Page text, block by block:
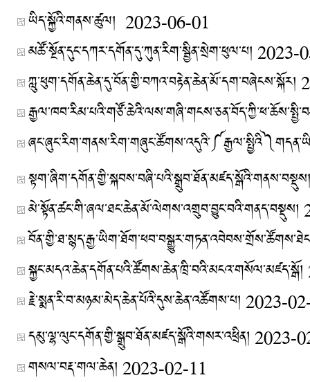
ཡིད་སྐྱོའི་གནས་ཚུལ། 2023-06-01
མཚོ་སྔོན་དུང་དཀར་དགོན་དུ་ཀུན་རིག་སྦྱིན་སྲེག་ཕུལ་པ། 2023-
ཀླུ་ཕུག་དགོན་ཆེན་དུ་བོན་གྱི་བཀའ་བརྟེན་ཆེན་མོ་དག་བཞེངས་སྐོར།
སྟག་ཞིག་དགོན་གྱི་སྐབས་བཞི་པའི་སྒྲུབ་ཐོན་མཛད་སྒོའི་གནས་བསྡུས།
མེ་སྟོན་ཚང་གི་ཞལ་ཐང་ཆེན་མོ་ལེགས་འགྲུབ་བྱུང་བའི་གནད་བསྡུས།
སྐྱང་མདའ་ཆེན་དགོན་པའི་ཚོགས་ཆེན་ཁྲི་བའི་མངའ་གསོལ་མཛད་སྒོ།
རྗེ་སྨན་རི་བ་མཉམ་མེད་ཆེན་པོའི་དུས་ཆེན་འཚོགས་པ། 2023-
དམུ་ལྷ་ལུང་དགོན་གྱི་སྒྲུབ་ཐོན་མཛད་སྒོའི་གསར་འཕྲིན། 2023-
གསལ་བརྡ་གལ་ཆེན། 2023-02-11